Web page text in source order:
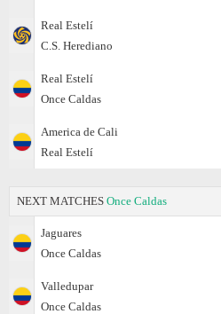
Real Estelí
C.S. Herediano
Real Estelí
Once Caldas
America de Cali
Real Estelí
NEXT MATCHES Once Caldas
Jaguares
Once Caldas
Valledupar
Once Caldas